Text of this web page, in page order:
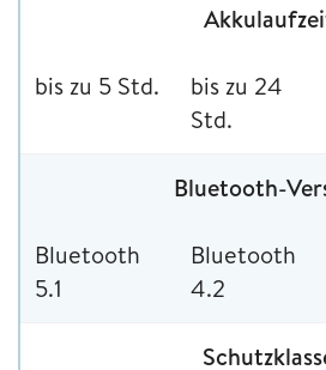
bis zu 5 Std.
bis zu 24
Std.
Bluetooth-
Bluetooth
5.1
Bluetooth
4.2